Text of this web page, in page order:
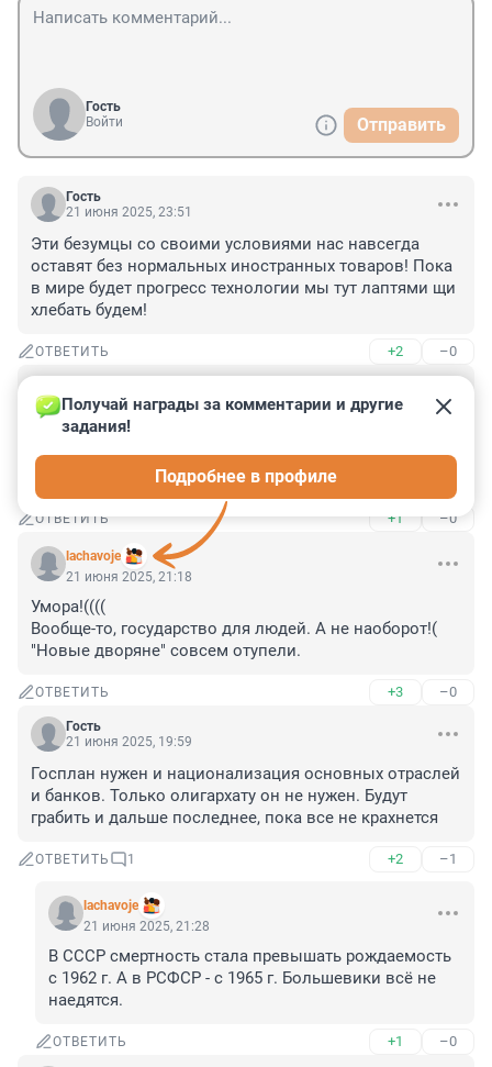
Гость
Войти
Отправить
Гость
21 июня 2025, 23:51
Эти безумцы со своими условиями нас навсегда
оставят без нормальных иностранных товаров! Пока
в мире будет прогресс технологии мы тут лаптями щи
хлебать будем!
ОТВЕТИТЬ +2 –0
21 июня 2025, 23:04
Экономика предложений?!
- Где мои 100р?
- Предлагаю вам идти .....
ОТВЕТИТЬ +1 –0
lachavoje
Получай награды за комментарии и другие
задания!
Подробнее в профиле
21 июня 2025, 21:18
Умора!((((
Вообще-то, государство для людей. А не наоборот!(
"Новые дворяне" совсем отупели.
ОТВЕТИТЬ +3 –0
Гость
21 июня 2025, 19:59
Госплан нужен и национализация основных отраслей
и банков. Только олигархату он не нужен. Будут
грабить и дальше последнее, пока все не крахнется
ОТВЕТИТЬ 1 +2 –1
lachavoje
21 июня 2025, 21:28
В СССР смертность стала превышать рождаемость
с 1962 г. А в РСФСР - с 1965 г. Большевики всё не
наедятся.
ОТВЕТИТЬ +1 –0